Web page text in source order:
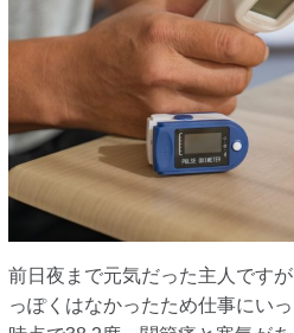
前日夜まで元気だった主人です
っぽくはなかったため仕事にい